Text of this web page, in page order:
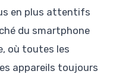
en plus attentifs
du smartphone
où toutes les
appareils toujours